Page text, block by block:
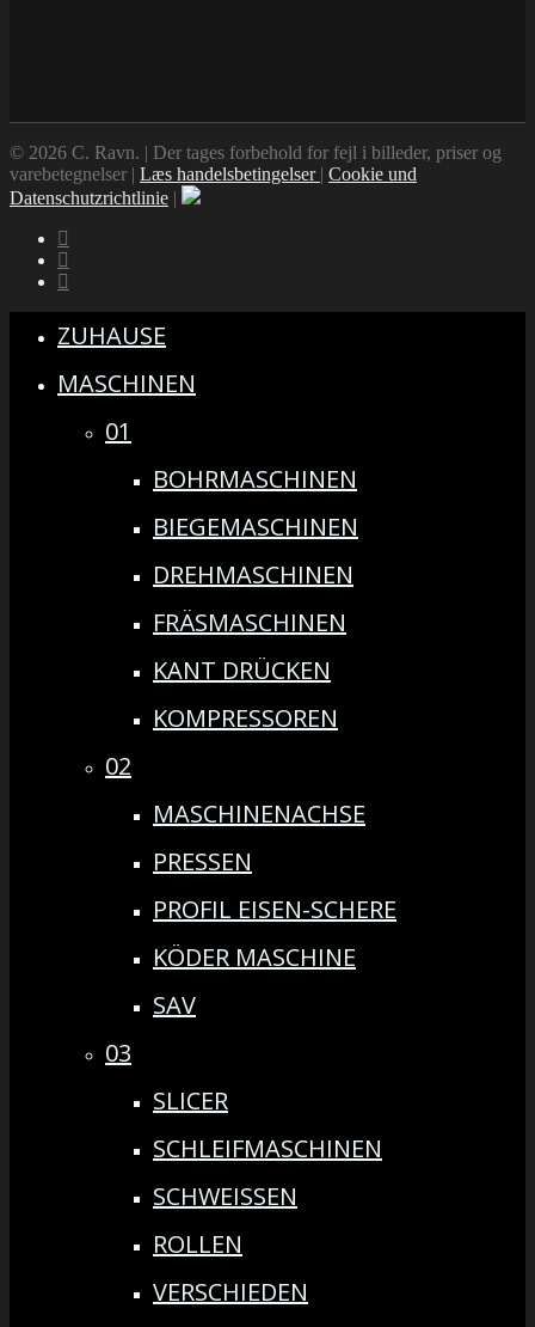
© 2026 C. Ravn. | Der tages forbehold for fejl i billeder, priser og
varebetegnelser | Læs handelsbetingelser | Cookie und
Datenschutzrichtlinie |
ZUHAUSE
MASCHINEN
01
BOHRMASCHINEN
BIEGEMASCHINEN
DREHMASCHINEN
FRÄSMASCHINEN
KANT DRÜCKEN
KOMPRESSOREN
02
MASCHINENACHSE
PRESSEN
PROFIL EISEN-SCHERE
KÖDER MASCHINE
SAV
03
SLICER
SCHLEIFMASCHINEN
SCHWEISSEN
ROLLEN
VERSCHIEDEN